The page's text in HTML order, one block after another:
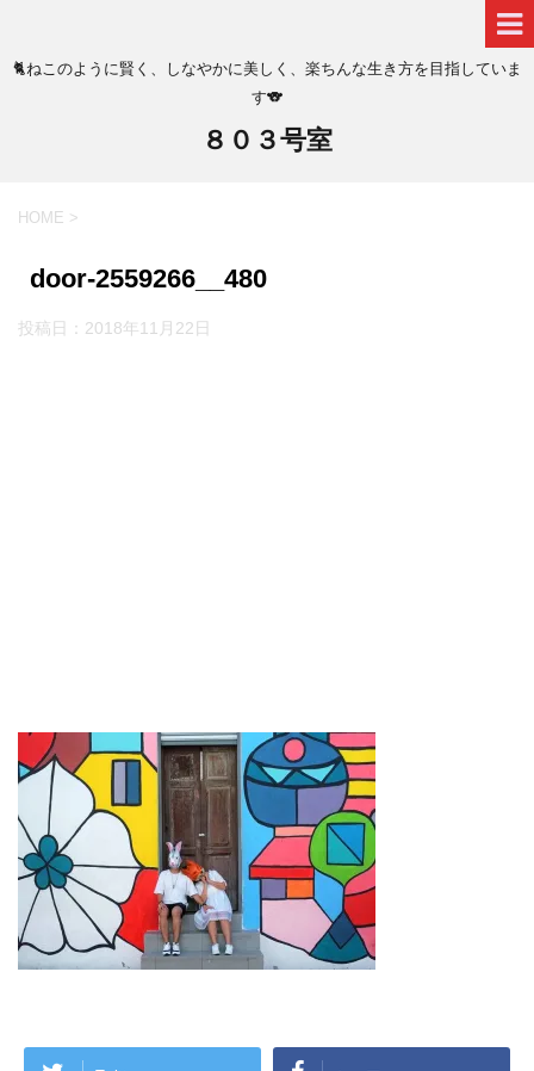
🐈ねこのように賢く、しなやかに美しく、楽ちんな生き方を目指していま
す🐨
８０３号室
HOME >
door-2559266__480
投稿日： 2018年11月22日